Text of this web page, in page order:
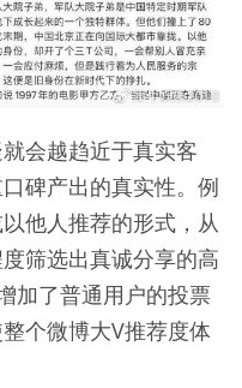
会越趋近于真实客
碑产出的真实性。例
他人推荐的形式，从
筛选出真诚分享的高
加了普通用户的投票
个微博大V推荐度体